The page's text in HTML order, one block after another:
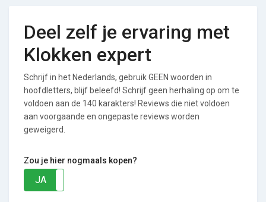
Deel zelf je ervaring met
Klokken expert
Schrijf in het Nederlands, gebruik GEEN woorden in
hoofdletters, blijf beleefd! Schrijf geen herhaling op om te
voldoen aan de 140 karakters! Reviews die niet voldoen
aan voorgaande en ongepaste reviews worden
geweigerd.
Zou je hier nogmaals kopen?
JA